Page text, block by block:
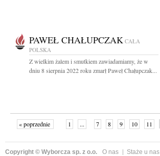
PAWEŁ CHAŁUPCZAK CAŁA
POLSKA
Z wielkim żalem i smutkiem zawiadamiamy, że w
dniu 8 sierpnia 2022 roku zmarł Paweł Chałupczak...
« poprzednie 1 ... 7 8 9 10 11
Copyright © Wyborcza sp. z o.o. O nas Staże u nas